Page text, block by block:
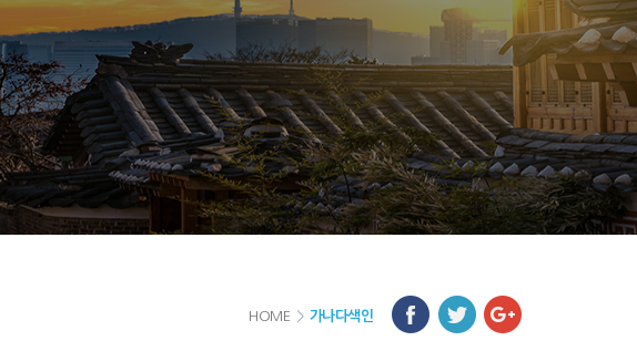
HOME > 가나다색인